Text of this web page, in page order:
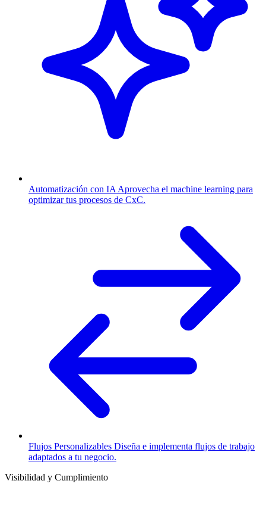
Automatización con IA Aprovecha el machine learning para
optimizar tus procesos de CxC.
Flujos Personalizables Diseña e implementa flujos de trabajo
adaptados a tu negocio.
Visibilidad y Cumplimiento